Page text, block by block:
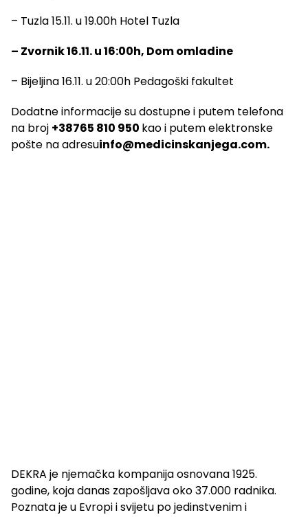
– Tuzla 15.11. u 19.00h Hotel Tuzla
– Zvornik 16.11. u 16:00h, Dom omladine
– Bijeljina 16.11. u 20:00h Pedagoški fakultet
Dodatne informacije su dostupne i putem telefona
na broj +38765 810 950 kao i putem elektronske
pošte na adresuinfo@medicinskanjega.com.
DEKRA je njemačka kompanija osnovana 1925.
godine, koja danas zapošljava oko 37.000 radnika.
Poznata je u Evropi i svijetu po jedinstvenim i